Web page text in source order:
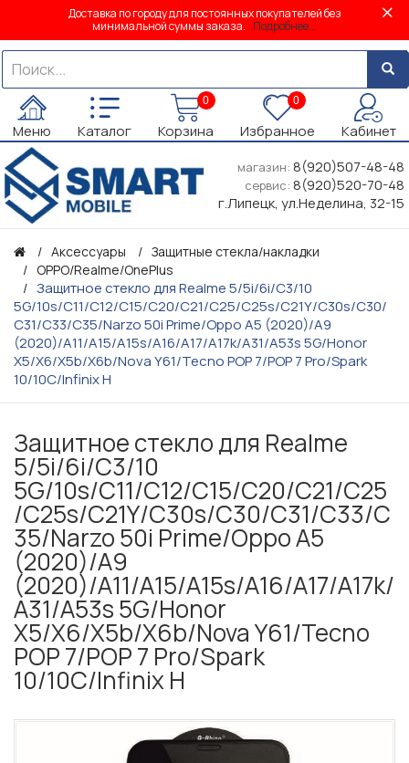
Доставка по городу для постоянных покупателей без
минимальной суммы заказа. Подробнее...
Меню Каталог
0
Корзина
0
Избранное Кабинет
магазин: 8(920)507-48-48
сервис: 8(920)520-70-48
г.Липецк, ул.Неделина, 32-15
Аксессуары
Защитные стекла/накладки
OPPO/Realme/OnePlus
Защитное стекло для Realme 5/5i/6i/C3/10
5G/10s/C11/C12/C15/C20/C21/C25/C25s/C21Y/C30s/C30/
C31/C33/C35/Narzo 50i Prime/Oppo A5 (2020)/A9
(2020)/A11/A15/A15s/A16/A17/A17k/A31/A53s 5G/Honor
X5/X6/X5b/X6b/Nova Y61/Tecno POP 7/POP 7 Pro/Spark
10/10C/Infinix H
Защитное стекло для Realme
5/5i/6i/C3/10
5G/10s/C11/C12/C15/C20/C21/C25
/C25s/C21Y/C30s/C30/C31/C33/C
35/Narzo 50i Prime/Oppo A5
(2020)/A9
(2020)/A11/A15/A15s/A16/A17/A17k/
A31/A53s 5G/Honor
X5/X6/X5b/X6b/Nova Y61/Tecno
POP 7/POP 7 Pro/Spark
10/10C/Infinix H